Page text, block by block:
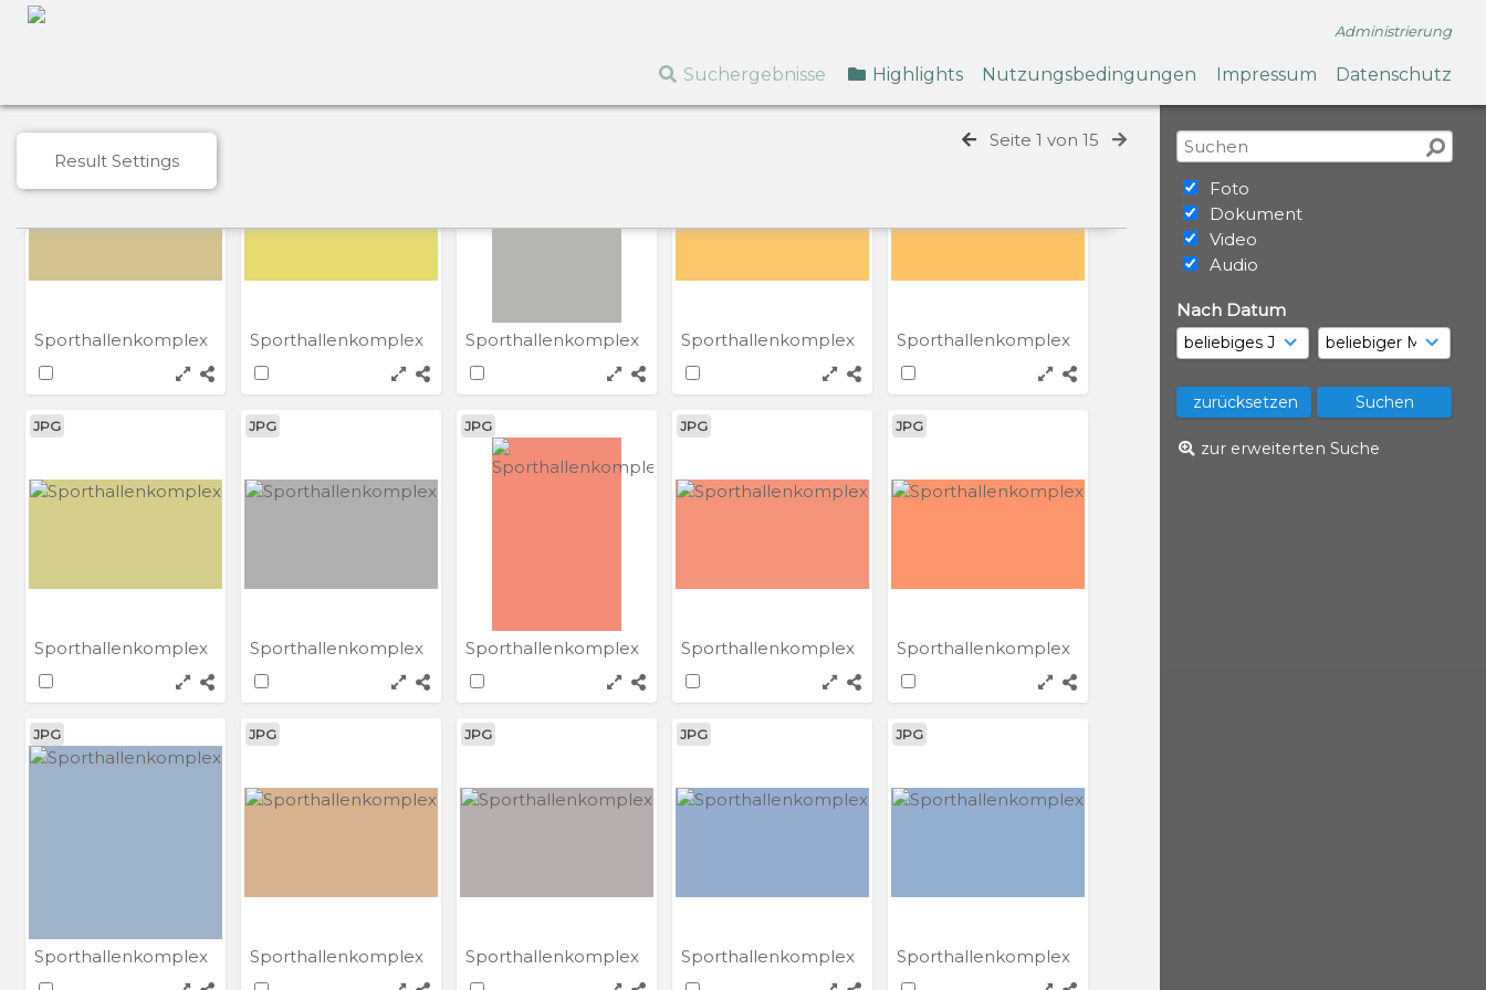
Administrierung
Suchergebnisse Highlights Nutzungsbedingungen Impressum Datenschutz
Foto
Dokument
Video
Audio
Nach Datum
zur erweiterten Suche
Result Settings
Seite 1 von 15
Sporthallenkomplex Sporthallenkomplex Sporthallenkomplex Sporthallenkomplex Sporthallenkomplex
JPG
Sporthallenkomplex
JPG
Sporthallenkomplex
JPG
Sporthallenkomplex
JPG
Sporthallenkomplex
JPG
Sporthallenkomplex
JPG
Sporthallenkomplex
JPG
Sporthallenkomplex
JPG
Sporthallenkomplex
JPG
Sporthallenkomplex
JPG
Sporthallenkomplex